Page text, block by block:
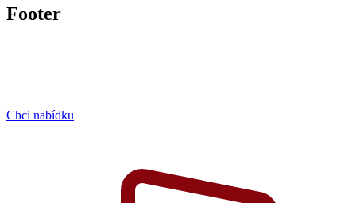
Footer
Chci nabídku